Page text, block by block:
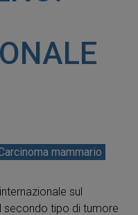
mammario
sul
secondo tipo di tumore